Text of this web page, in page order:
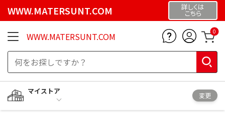
WWW.MATERSUNT.COM 詳しくは
こちら
WWW.MATERSUNT.COM 0
マイストア
変更